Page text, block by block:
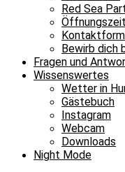
Red Sea
Bewirb dich
Fragen und
Wissenswertes
Wetter in
Gästebuch
Instagram
Webcam
Downloads
Night Mode